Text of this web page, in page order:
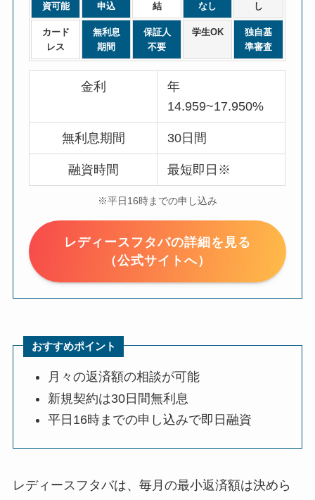
資可能 申込 結 なし し
カード
レス
無利息
期間
保証人
不要
学生OK
独自基
準審査
金利
年
14.959~17.950%
無利息期間 30日間
融資時間 最短即日※
※平日16時までの申し込み
レディースフタバの詳細を見る
（公式サイトへ）
おすすめポイント
月々の返済額の相談が可能
新規契約は30日間無利息
平日16時までの申し込みで即日融資
レディースフタバは、毎月の最小返済額は決めら